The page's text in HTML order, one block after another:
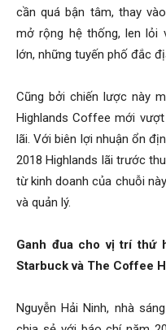
cần quá bận tâm, thay
mở rộng hệ thống, len lỏi
lớn, những tuyến phố đắc
Cũng bởi chiến lược này
Highlands Coffee mới
lãi. Với biên lợi nhuận ổn
2018 Highlands lãi trước
từ kinh doanh của chuỗi
và quản lý.
Ganh đua cho vị trí thứ
Starbuck và The Coffee
Nguyễn Hải Ninh, nhà